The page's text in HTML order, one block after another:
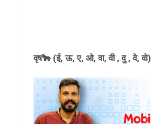
वृष🐂 (ई, ऊ, ए, ओ, वा, वी , वु , वे, वो)